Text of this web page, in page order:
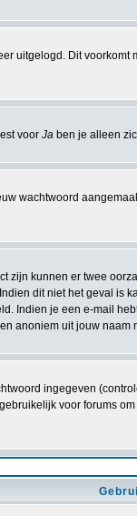
uitgelogd. Dit
voor Ja ben je alleen
wachtwoord
zijn kunnen er twee
dit niet het geval
Indien je een e-mail
anoniem uit jouw
ingegeven
voor forums